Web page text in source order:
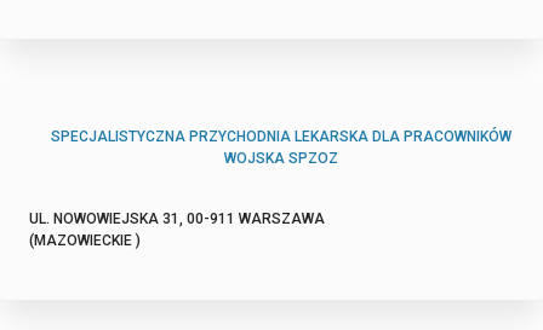
SPECJALISTYCZNA PRZYCHODNIA LEKARSKA DLA PRACOWNIKÓW
WOJSKA SPZOZ
UL. NOWOWIEJSKA 31, 00-911 WARSZAWA
(MAZOWIECKIE )